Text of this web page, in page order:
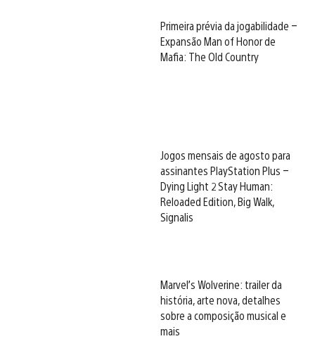
Primeira prévia da jogabilidade –
Expansão Man of Honor de
Mafia: The Old Country
Jogos mensais de agosto para
assinantes PlayStation Plus –
Dying Light 2 Stay Human:
Reloaded Edition, Big Walk,
Signalis
Marvel’s Wolverine: trailer da
história, arte nova, detalhes
sobre a composição musical e
mais